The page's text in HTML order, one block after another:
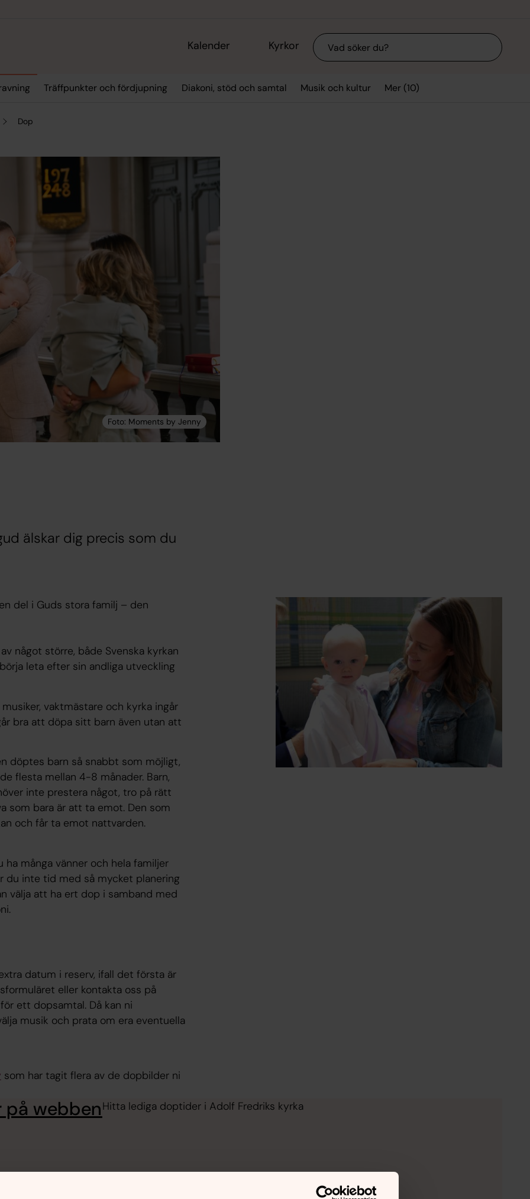
Kalender Kyrkor Sök
Träffpunkter och fördjupning Diakoni, stöd och samtal Musik och kultur Mer (10)
Dop
älskar dig precis som du
del i Guds stora familj – den
något större, både Svenska kyrkan
leta efter sin andliga utveckling
musiker, vaktmästare och kyrka ingår
bra att döpa sitt barn även utan att
döptes barn så snabbt som möjligt,
flesta mellan 4-8 månader. Barn,
inte prestera något, tro på rätt
som bara är att ta emot. Den som
och får ta emot nattvarden.
många vänner och hela familjer
du inte tid med så mycket planering
välja att ha ert dop i samband med
datum i reserv, ifall det första är
eller kontakta oss på
ett dopsamtal. Då kan ni
musik och prata om era eventuella
som har tagit flera av de dopbilder ni
webbenHitta lediga doptider i Adolf Fredriks kyrka